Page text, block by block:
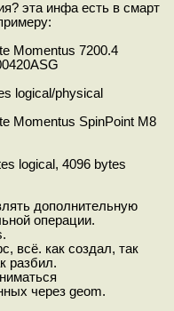
эта инфа есть в смарт
Momentus 7200.4
logical/physical
Momentus SpinPoint M8
logical, 4096 bytes
дополнительную
операции.
всё. как создал, так
разбил.
через geom.